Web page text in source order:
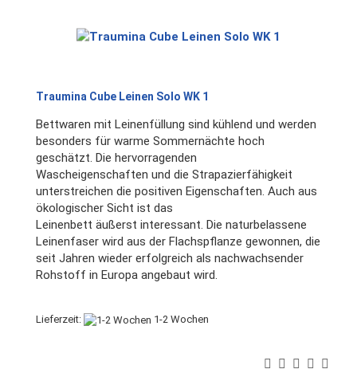
Traumina Cube Leinen Solo WK 1
Bettwaren mit Leinenfüllung sind kühlend und werden
besonders für warme Sommernächte hoch
geschätzt. Die hervorragenden
Wascheigenschaften und die Strapazierfähigkeit
unterstreichen die positiven Eigenschaften. Auch aus
ökologischer Sicht ist das
Leinenbett äußerst interessant. Die naturbelassene
Leinenfaser wird aus der Flachspflanze gewonnen, die
seit Jahren wieder erfolgreich als nachwachsender
Rohstoff in Europa angebaut wird.
Lieferzeit: 1-2 Wochen